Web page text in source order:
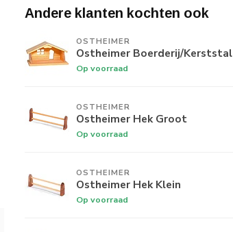
Andere klanten kochten ook
OSTHEIMER
Ostheimer Boerderij/Kerststal
Op voorraad
OSTHEIMER
Ostheimer Hek Groot
Op voorraad
OSTHEIMER
Ostheimer Hek Klein
Op voorraad